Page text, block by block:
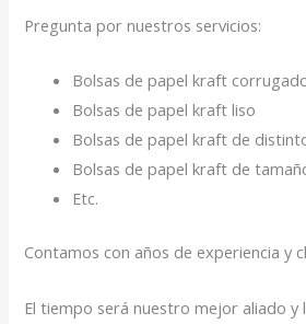
Pregunta por nuestros servicios:
Bolsas de papel kraft
Bolsas de papel kraft liso
Bolsas de papel kraft de
Bolsas de papel kraft de
Etc.
Contamos con años de experiencia y
El tiempo será nuestro mejor aliado y